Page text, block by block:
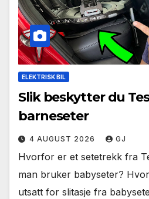
ELEKTRISK BIL
Slik beskytter du
barneseter
4 AUGUST 2026 GJ
Hvorfor er et setetrekk fra
man bruker babyseter?
utsatt for slitasje fra